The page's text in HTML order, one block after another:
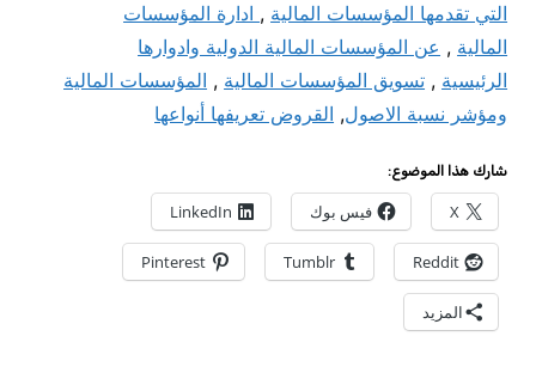
التي تقدمها المؤسسات المالية , ادارة المؤسسات
المالية , عن المؤسسات المالية الدولية وادوارها
الرئيسية , تسويق المؤسسات المالية , المؤسسات المالية
ومؤشر نسبة الاصول, القروض تعريفها أنواعها
شارك هذا الموضوع:
X فيس بوك LinkedIn
Reddit
Tumblr
Pinterest
المزيد